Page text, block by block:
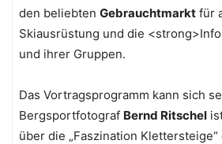
den beliebten Gebrauchtmarkt für
Skiausrüstung und die
und ihrer Gruppen.
Das Vortragsprogramm kann sich
Bergsportfotograf Bernd Ritschel
über die „Faszination